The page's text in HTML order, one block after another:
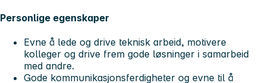
Personlige egenskaper
Evne å lede og drive teknisk arbeid, motivere
kolleger og drive frem gode løsninger i samarbeid
med andre.
Gode kommunikasjonsferdigheter og evne til å